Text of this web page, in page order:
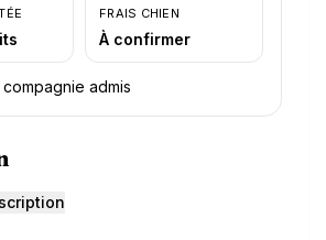
FRAIS CHIEN
À confirmer
admis